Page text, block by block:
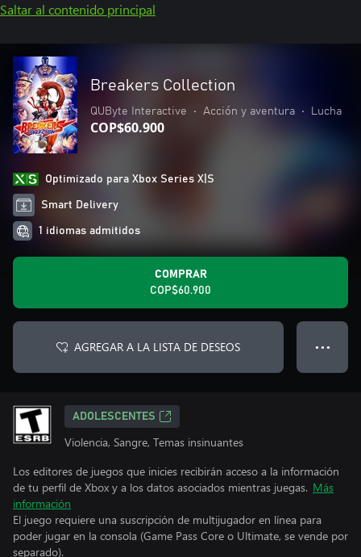
Saltar al contenido principal
Breakers Collection
QUByte Interactive • Acción y aventura • Lucha
COP$60.900
Optimizado para Xbox Series X|S
Smart Delivery
1 idiomas admitidos
COMPRAR
COP$60.900
AGREGAR A LA LISTA DE DESEOS ● ● ●
ADOLESCENTES
Violencia, Sangre, Temas insinuantes
Los editores de juegos que inicies recibirán acceso a la información
de tu perfil de Xbox y a los datos asociados mientras juegas. Más
información
El juego requiere una suscripción de multijugador en línea para
poder jugar en la consola (Game Pass Core o Ultimate, se vende por
separado).